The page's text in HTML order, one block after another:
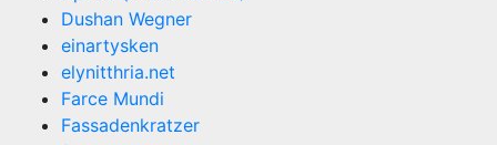
Dushan Wegner
einartysken
elynitthria.net
Farce Mundi
Fassadenkratzer